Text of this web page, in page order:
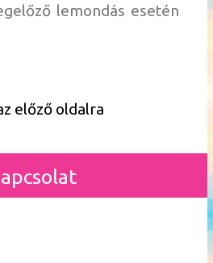
lemondás esetén
előző oldalra